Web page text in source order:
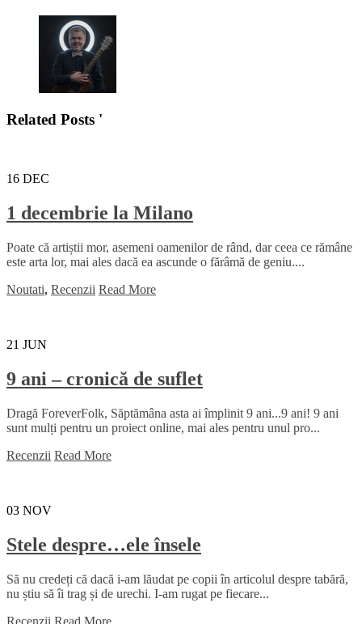
Related Posts '
16 DEC
1 decembrie la Milano
Poate că artiștii mor, asemeni oamenilor de rând, dar ceea ce rămâne
este arta lor, mai ales dacă ea ascunde o fărâmă de geniu....
Noutati, Recenzii Read More
21 JUN
9 ani – cronică de suflet
Dragă ForeverFolk, Săptămâna asta ai împlinit 9 ani...9 ani! 9 ani
sunt mulți pentru un proiect online, mai ales pentru unul pro...
Recenzii Read More
03 NOV
Stele despre…ele însele
Să nu credeți că dacă i-am lăudat pe copii în articolul despre tabără,
nu știu să îi trag și de urechi. I-am rugat pe fiecare...
Recenzii Read More